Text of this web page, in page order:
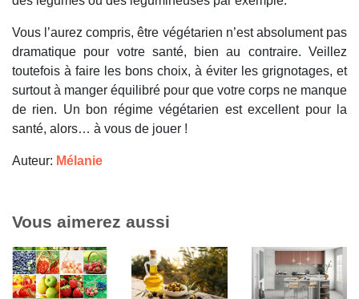
Vous l’aurez compris, être végétarien n’est absolument pas
dramatique pour votre santé, bien au contraire. Veillez
toutefois à faire les bons choix, à éviter les grignotages, et
surtout à manger équilibré pour que votre corps ne manque
de rien. Un bon régime végétarien est excellent pour la
santé, alors… à vous de jouer !
Auteur: Mélanie
Vous aimerez aussi